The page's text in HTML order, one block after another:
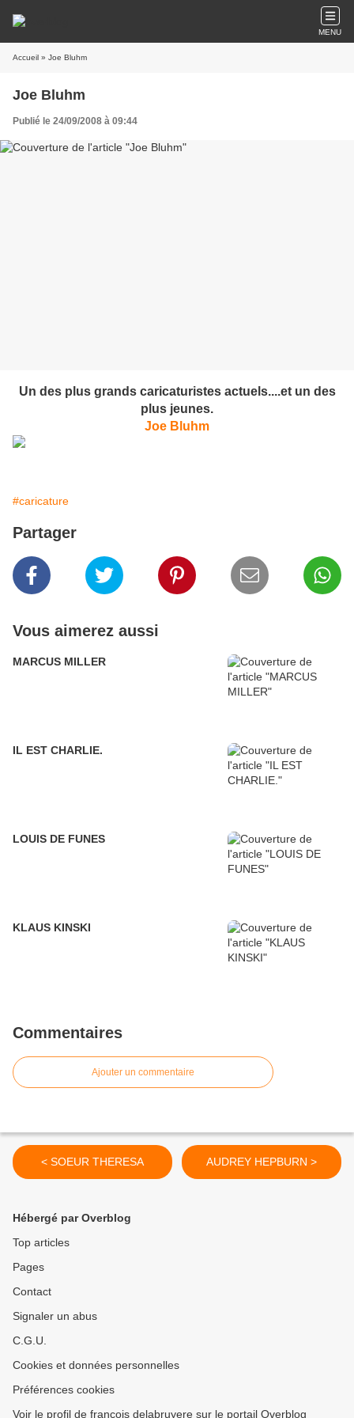
MENU
Accueil » Joe Bluhm
Joe Bluhm
Publié le 24/09/2008 à 09:44
Un des plus grands caricaturistes actuels....et un des
plus jeunes.
Joe Bluhm
#caricature
Partager
Vous aimerez aussi
MARCUS MILLER
IL EST CHARLIE.
LOUIS DE FUNES
KLAUS KINSKI
Commentaires
Ajouter un commentaire
< SOEUR THERESA AUDREY HEPBURN >
Hébergé par Overblog
Top articles
Pages
Contact
Signaler un abus
C.G.U.
Cookies et données personnelles
Préférences cookies
Voir le profil de francois delabruyere sur le portail Overblog